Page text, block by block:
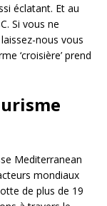
éclatant. Et au
Si vous ne
nous vous
‘croisière’ prend
Mediterranean
mondiaux
de plus de 19